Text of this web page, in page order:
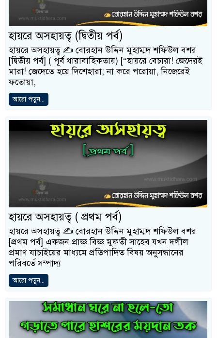
হায়রে অসহায়ত্ব (দ্বিতীয় পর্ব)
হায়রে অসহায়ত্ব ✍️ বোরহান উদ্দিন মুহাম্মদ শফিউল বশর
[দ্বিতীয় পর্ব] ( পূর্ব ধারাবাহিকতায়) [“হায়রে বেচারা! জেদেরই
মারা! জেদেতে হয়ে দিশেহারা; না করে পরোয়া, নিজেরেই
ফতোয়া,
আরো পড়ুন...
হায়রে অসহায়ত্ব ( প্রথম পর্ব)
হায়রে অসহায়ত্ব ✍️ বোরহান উদ্দিন মুহাম্মদ শফিউল বশর
[প্রথম পর্ব] একজন প্রাজ্ঞ বিজ্ঞ মুফতী সাহেব যখন দলীল
প্রমাণ যাচাইয়ের মাধ্যমে প্রতিপাদিত বিষয় অনুসন্ধানের
পরিবর্তে সম্পাদ্য
আরো পড়ুন...